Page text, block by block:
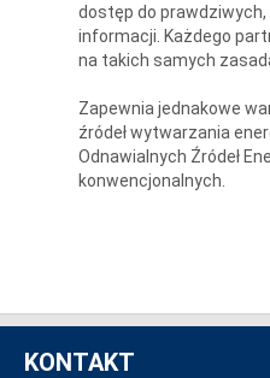
dostęp do
informacji. Każdego
na takich samych
Zapewnia jednakowe
źródeł wytwarzania
Odnawialnych Źródeł
konwencjonalnych.
KONTAKT